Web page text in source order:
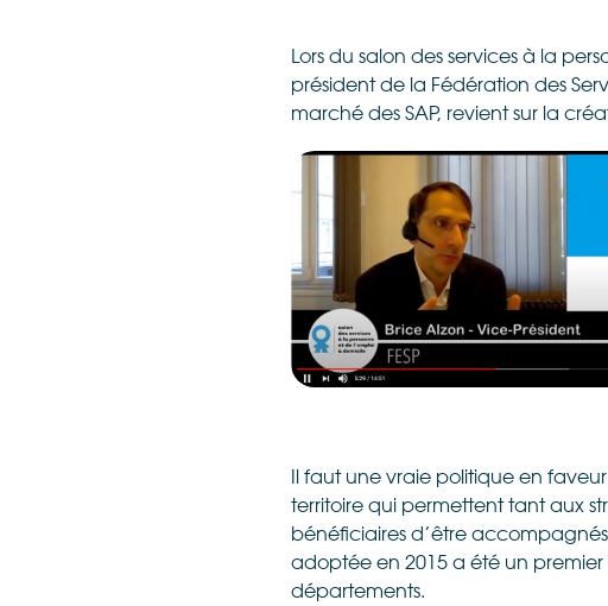
Lors du salon des services à la
président de la Fédération des
marché des SAP, revient sur la
Il faut une vraie politique en
territoire qui permettent tant aux
bénéficiaires d’être
adoptée en 2015 a été un premier
départements.